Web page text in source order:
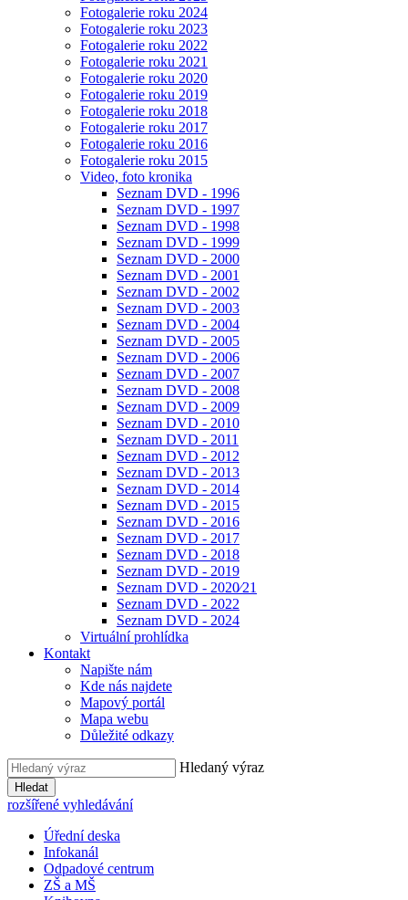
Fotogalerie roku 2024
Fotogalerie roku 2023
Fotogalerie roku 2022
Fotogalerie roku 2021
Fotogalerie roku 2020
Fotogalerie roku 2019
Fotogalerie roku 2018
Fotogalerie roku 2017
Fotogalerie roku 2016
Fotogalerie roku 2015
Video, foto kronika
Seznam DVD - 1996
Seznam DVD - 1997
Seznam DVD - 1998
Seznam DVD - 1999
Seznam DVD - 2000
Seznam DVD - 2001
Seznam DVD - 2002
Seznam DVD - 2003
Seznam DVD - 2004
Seznam DVD - 2005
Seznam DVD - 2006
Seznam DVD - 2007
Seznam DVD - 2008
Seznam DVD - 2009
Seznam DVD - 2010
Seznam DVD - 2011
Seznam DVD - 2012
Seznam DVD - 2013
Seznam DVD - 2014
Seznam DVD - 2015
Seznam DVD - 2016
Seznam DVD - 2017
Seznam DVD - 2018
Seznam DVD - 2019
Seznam DVD - 2020⁄21
Seznam DVD - 2022
Seznam DVD - 2024
Virtuální prohlídka
Kontakt
Napište nám
Kde nás najdete
Mapový portál
Mapa webu
Důležité odkazy
Hledaný výraz
Hledat
rozšířené vyhledávání
Úřední deska
Infokanál
Odpadové centrum
ZŠ a MŠ